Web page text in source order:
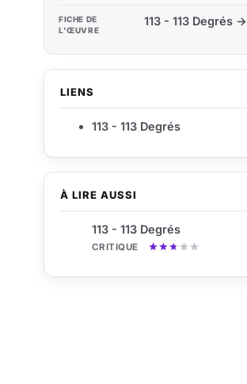
À LIRE AUSSI
113 - 113 Degrés
CRITIQUE
FICHE DE
L'ŒUVRE
113 - 113 Degrés →
LIENS
113 - 113 Degrés